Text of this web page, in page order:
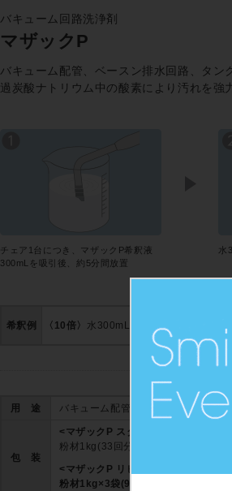
バキューム回路洗浄剤
マザックP
バキューム配管、ベースン排水回路、タン
過炭酸ナトリウム中の酸素により汚れを強
チェア1台につき、マザックP希釈液
300mLを吸引後、約5分間放置
水
希釈例 〈10倍〉 水300mLに対し計量スプーン
用 途 バキューム配管、タンク内、ベース
包 装
<マザックP スターターバッグ>
粉材1kg(33回分)、330mLビーカー
<マザックP リピーターズバック>
粉材1kg×3袋(99回分)